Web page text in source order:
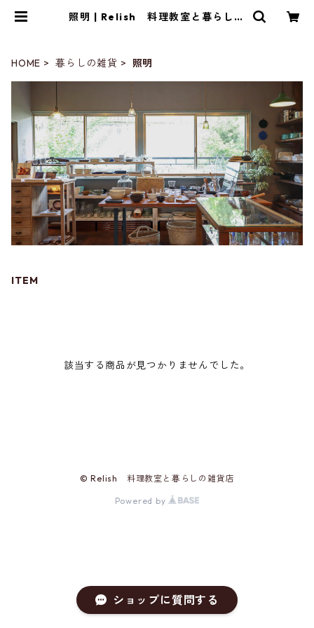
照明 | Relish 料理教室と暮らしの
HOME 暮らしの雑貨 照明
ITEM
該当する商品が見つかりませんでした。
© Relish 料理教室と暮らしの雑貨店
Powered by
ショップに質問する